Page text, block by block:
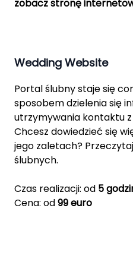
zobacz stronę
Wedding Website
Portal ślubny staje się
sposobem dzielenia się
utrzymywania kontaktu
Chcesz dowiedzieć się
jego zaletach?
ślubnych.
Czas realizacji: od 5
Cena: od99 euro